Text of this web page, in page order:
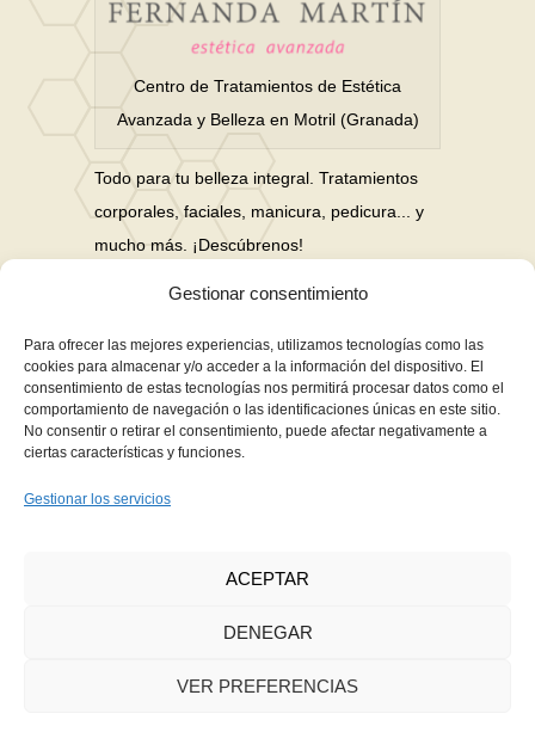
Gestionar consentimiento
Para ofrecer las mejores experiencias, utilizamos tecnologías como las
cookies para almacenar y/o acceder a la información del dispositivo. El
consentimiento de estas tecnologías nos permitirá procesar datos como el
comportamiento de navegación o las identificaciones únicas en este sitio.
No consentir o retirar el consentimiento, puede afectar negativamente a
ciertas características y funciones.
Gestionar los servicios
ACEPTAR
DENEGAR
VER PREFERENCIAS
Centro de Tratamientos de Estética
Avanzada y Belleza en Motril (Granada)
Todo para tu belleza integral. Tratamientos
corporales, faciales, manicura, pedicura... y
mucho más. ¡Descúbrenos!
Nuestras Redes Sociales
Financiación en hasta 3 años sin intereses
Aviso Legal
Política de Cookies